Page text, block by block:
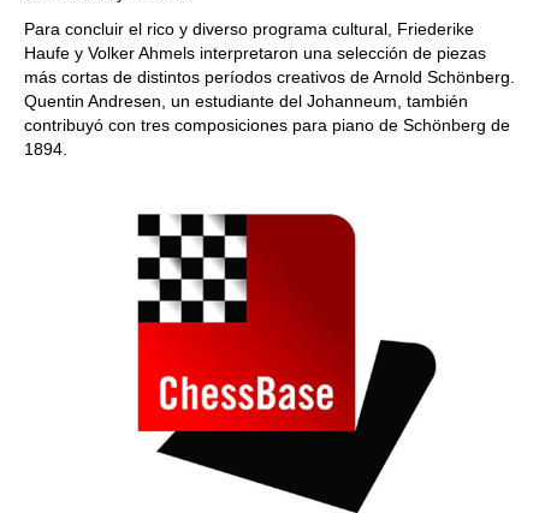
Para concluir el rico y diverso programa cultural, Friederike
Haufe y Volker Ahmels interpretaron una selección de piezas
más cortas de distintos períodos creativos de Arnold Schönberg.
Quentin Andresen, un estudiante del Johanneum, también
contribuyó con tres composiciones para piano de Schönberg de
1894.